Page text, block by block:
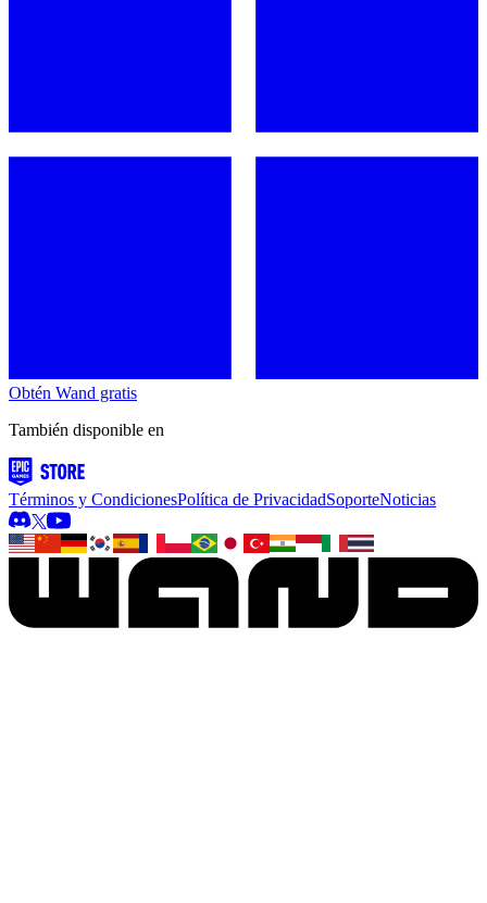
Obtén Wand gratis
También disponible en
Términos y CondicionesPolítica de PrivacidadSoporteNoticias